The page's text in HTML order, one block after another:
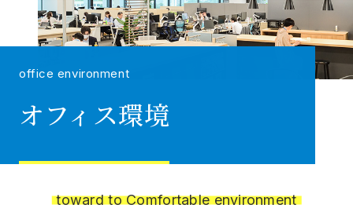
office environment
オフィス環境
toward to Comfortable environment